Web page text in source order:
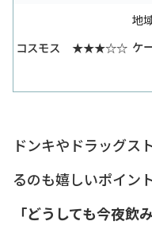
コスモス ★★★☆☆
地
ケ
ドンキやドラッグス
るのも嬉しいポイント
「どうしても今夜飲